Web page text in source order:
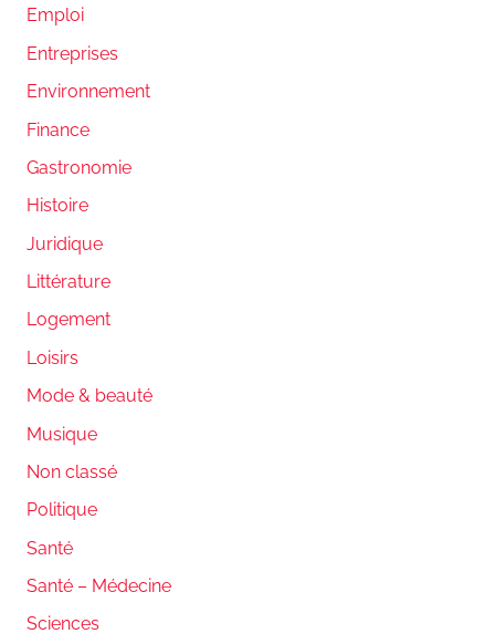
Emploi
Entreprises
Environnement
Finance
Gastronomie
Histoire
Juridique
Littérature
Logement
Loisirs
Mode & beauté
Musique
Non classé
Politique
Santé
Santé – Médecine
Sciences